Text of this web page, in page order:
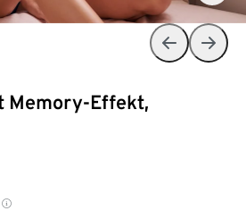
Memory-Effekt,